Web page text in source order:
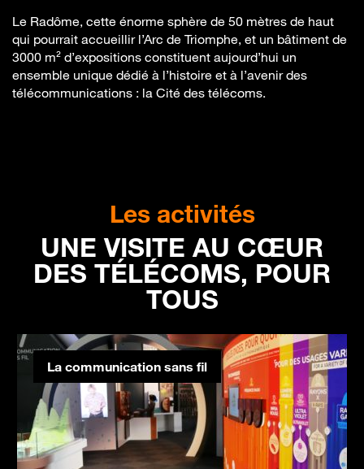
Le Radôme, cette énorme sphère de 50 mètres de haut
qui pourrait accueillir l’Arc de Triomphe, et un bâtiment de
3000 m² d’expositions constituent aujourd’hui un
ensemble unique dédié à l’histoire et à l’avenir des
télécommunications : la Cité des télécoms.
Les activités
UNE VISITE AU CŒUR
DES TÉLÉCOMS, POUR
TOUS
La communication sans fil